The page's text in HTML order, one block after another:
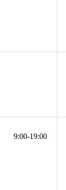
9:00-19:00